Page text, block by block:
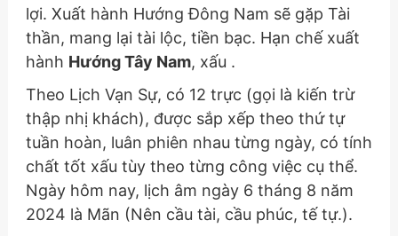
lợi. Xuất hành Hướng Đông Nam sẽ gặp Tài
thần, mang lại tài lộc, tiền bạc. Hạn chế xuất
hành Hướng Tây Nam, xấu .
Theo Lịch Vạn Sự, có 12 trực (gọi là kiến trừ
thập nhị khách), được sắp xếp theo thứ tự
tuần hoàn, luân phiên nhau từng ngày, có tính
chất tốt xấu tùy theo từng công việc cụ thể.
Ngày hôm nay, lịch âm ngày 6 tháng 8 năm
2024 là Mãn (Nên cầu tài, cầu phúc, tế tự.).